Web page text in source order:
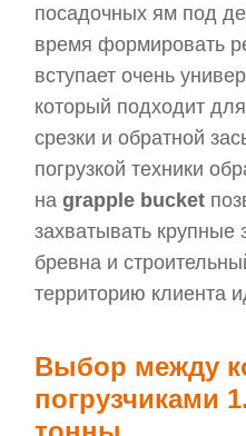
посадочных ям под
время формировать
вступает очень
который подходит
срезки и обратной
погрузкой техники
наgrapple bucket
захватывать крупные
бревна и
территорию клиента
Выбор между
погрузчиками